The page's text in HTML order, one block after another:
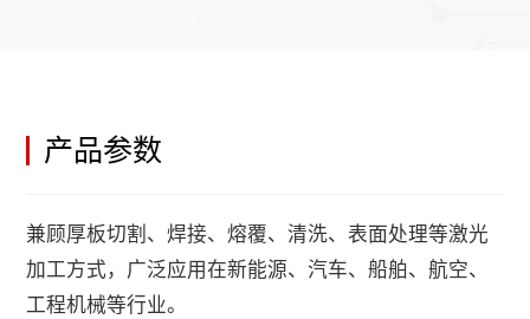
产品参数
兼顾厚板切割、焊接、熔覆、清洗、表面处理等激光
加工方式，广泛应用在新能源、汽车、船舶、航空、
工程机械等行业。